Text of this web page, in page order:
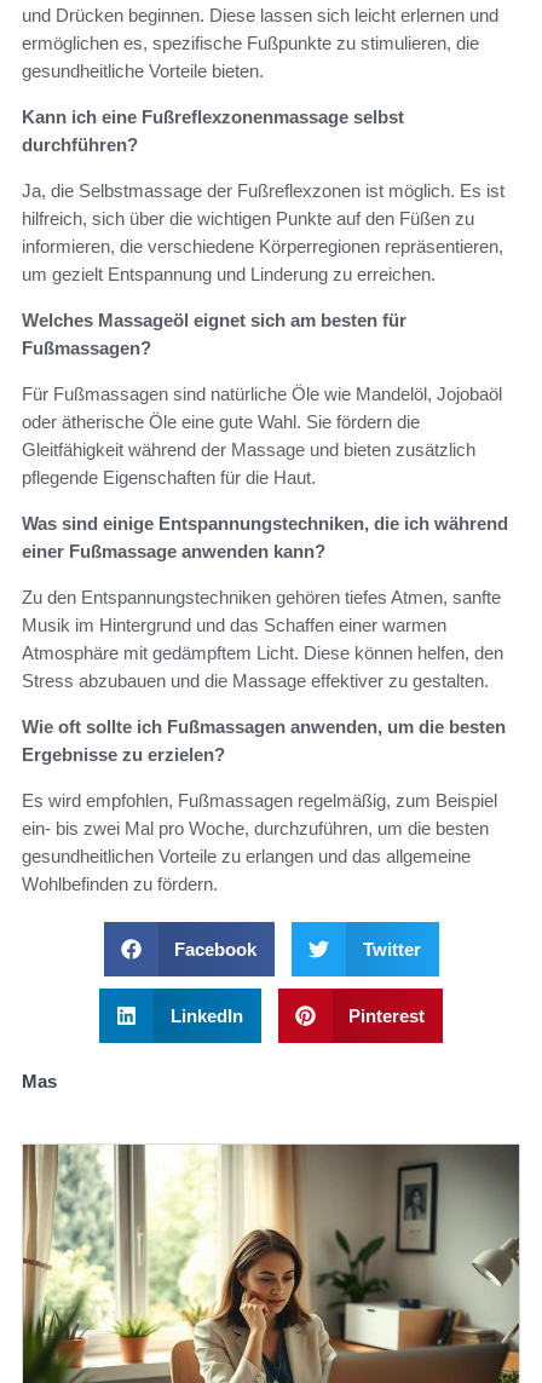
und Drücken beginnen. Diese lassen sich leicht erlernen und
ermöglichen es, spezifische Fußpunkte zu stimulieren, die
gesundheitliche Vorteile bieten.
Kann ich eine Fußreflexzonenmassage selbst
durchführen?
Ja, die Selbstmassage der Fußreflexzonen ist möglich. Es ist
hilfreich, sich über die wichtigen Punkte auf den Füßen zu
informieren, die verschiedene Körperregionen repräsentieren,
um gezielt Entspannung und Linderung zu erreichen.
Welches Massageöl eignet sich am besten für
Fußmassagen?
Für Fußmassagen sind natürliche Öle wie Mandelöl, Jojobaöl
oder ätherische Öle eine gute Wahl. Sie fördern die
Gleitfähigkeit während der Massage und bieten zusätzlich
pflegende Eigenschaften für die Haut.
Was sind einige Entspannungstechniken, die ich während
einer Fußmassage anwenden kann?
Zu den Entspannungstechniken gehören tiefes Atmen, sanfte
Musik im Hintergrund und das Schaffen einer warmen
Atmosphäre mit gedämpftem Licht. Diese können helfen, den
Stress abzubauen und die Massage effektiver zu gestalten.
Wie oft sollte ich Fußmassagen anwenden, um die besten
Ergebnisse zu erzielen?
Es wird empfohlen, Fußmassagen regelmäßig, zum Beispiel
ein- bis zwei Mal pro Woche, durchzuführen, um die besten
gesundheitlichen Vorteile zu erlangen und das allgemeine
Wohlbefinden zu fördern.
Facebook Twitter
LinkedIn Pinterest
Mas